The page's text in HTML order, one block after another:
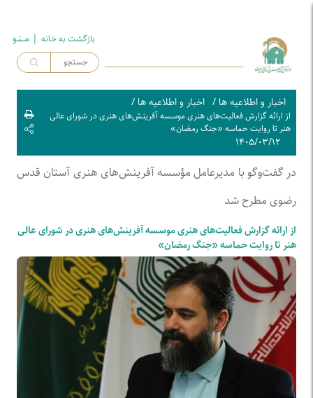
بازگشت به خـانه | مــنـو
اخبار و اطلاعیه ها / اخبار و اطلاعیه ها /
از ارائه گزارش فعالیت‌های هنری موسسه آفرینش‌های هنری در شورای عالی
هنر تا روایت حماسه «جنگ رمضان»
۱۴۰۵/۰۳/۱۲
در گفت‌و‌گو با مدیرعامل مؤسسه آفرینش‌های هنری آستان قدس
رضوی مطرح شد
از ارائه گزارش فعالیت‌های هنری موسسه آفرینش‌های هنری در شورای عالی
هنر تا روایت حماسه «جنگ رمضان»